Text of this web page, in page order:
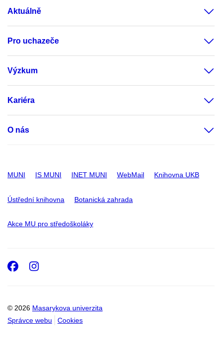
Aktuálně
Pro uchazeče
Výzkum
Kariéra
O nás
MUNI IS MUNI INET MUNI WebMail Knihovna UKB
Ústřední knihovna Botanická zahrada
Akce MU pro středoškoláky
© 2026 Masarykova univerzita
Správce webu
Cookies
Facebook
Instagram